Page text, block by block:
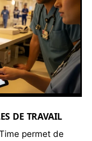
DE TRAVAIL
permet de